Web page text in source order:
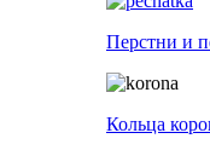
Перстни и
Кольца